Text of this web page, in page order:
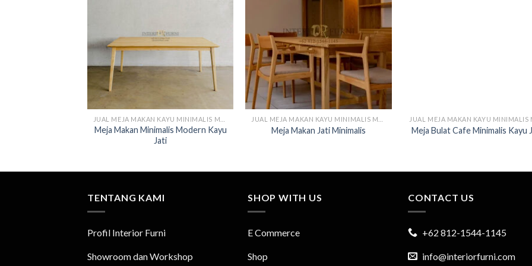
Meja Makan Minimalis Modern Kayu
Jati
Meja Makan Jati Minimalis Meja Bulat Cafe Minimalis Kayu
TENTANG KAMI
Profil Interior Furni
Showroom dan Workshop
SHOP WITH US
E Commerce
Shop
CONTACT US
+62 812-1544-1145
info@interiorfurni.com